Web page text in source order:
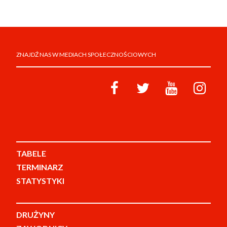
ZNAJDŹ NAS W MEDIACH SPOŁECZNOŚCIOWYCH
TABELE
TERMINARZ
STATYSTYKI
DRUŻYNY